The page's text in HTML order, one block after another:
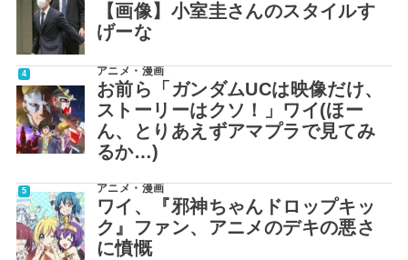
【画像】小室圭さんのスタイルす
げーな
アニメ・漫画
お前ら「ガンダムUCは映像だけ、
ストーリーはクソ！」ワイ(ほー
ん、とりあえずアマプラで見てみ
るか…)
アニメ・漫画
ワイ、『邪神ちゃんドロップキッ
ク』ファン、アニメのデキの悪さ
に憤慨